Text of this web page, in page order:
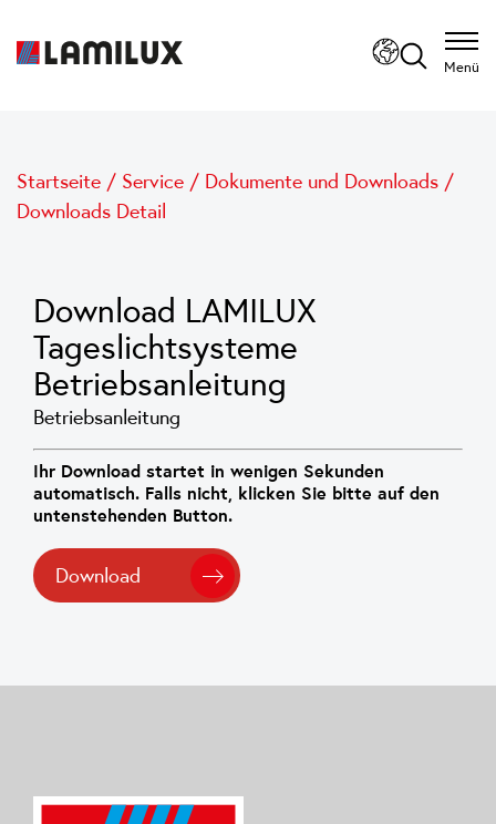
Menü
Startseite / Service / Dokumente und Downloads /
Downloads Detail
Download LAMILUX
Tageslichtsysteme
Betriebsanleitung
Betriebsanleitung
Ihr Download startet in wenigen Sekunden
automatisch. Falls nicht, klicken Sie bitte auf den
untenstehenden Button.
Download